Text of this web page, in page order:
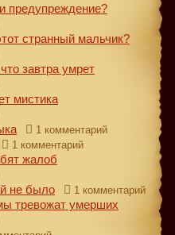
предупреждение?
странный мальчик?
завтра умрет
мистика
1 комментарий
1 комментарий
жалоб
не было 1 комментарий
тревожат умерших